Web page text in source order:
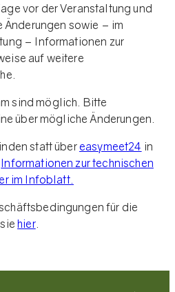
vor der Veranstaltung und
sowie – im
– Informationen zur
auf weitere
sind möglich. Bitte
über mögliche Änderungen.
statt übereasymeet24 in
Informationen zur technischen
im Infoblatt.
für die
hier.